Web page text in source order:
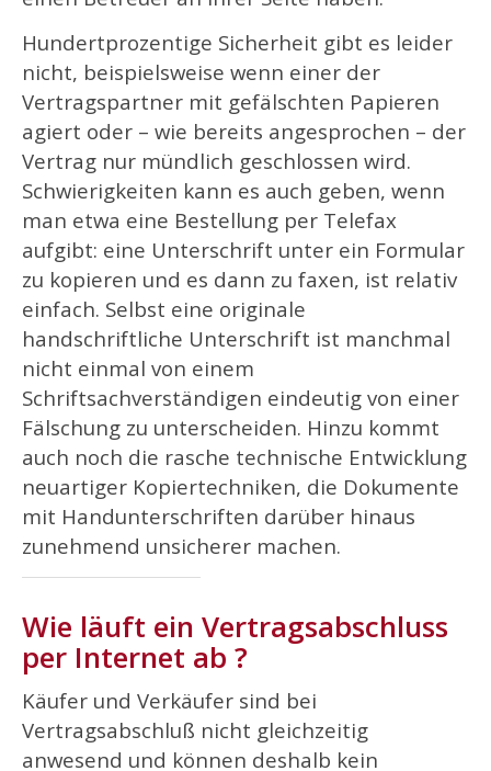
Hundertprozentige Sicherheit gibt es leider
nicht, beispielsweise wenn einer der
Vertragspartner mit gefälschten Papieren
agiert oder – wie bereits angesprochen – der
Vertrag nur mündlich geschlossen wird.
Schwierigkeiten kann es auch geben, wenn
man etwa eine Bestellung per Telefax
aufgibt: eine Unterschrift unter ein Formular
zu kopieren und es dann zu faxen, ist relativ
einfach. Selbst eine originale
handschriftliche Unterschrift ist manchmal
nicht einmal von einem
Schriftsachverständigen eindeutig von einer
Fälschung zu unterscheiden. Hinzu kommt
auch noch die rasche technische Entwicklung
neuartiger Kopiertechniken, die Dokumente
mit Handunterschriften darüber hinaus
zunehmend unsicherer machen.
Wie läuft ein Vertragsabschluss
per Internet ab ?
Käufer und Verkäufer sind bei
Vertragsabschluß nicht gleichzeitig
anwesend und können deshalb kein